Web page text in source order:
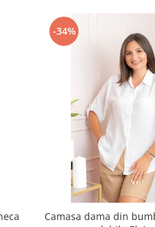
-34%
Camasa dama din